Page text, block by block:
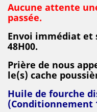
Aucune attente
passée.
Envoi immédiat et
48H00.
Prière de nous
le(s) cache
Huile de fourche
(Conditionnement